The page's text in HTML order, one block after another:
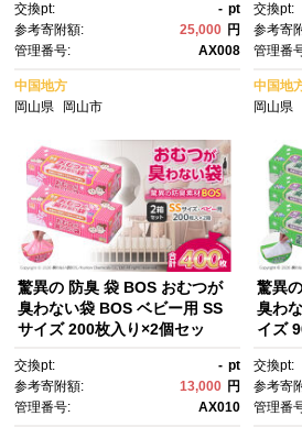
め買い ゴミ袋 大容量 日用消耗
品 防災用 非常用 防臭袋 介
護 赤ちゃん ペット おむつ BO
S セット ふるさと 岡山 送料無
料
交換pt: - pt
参考寄附額:
25,000 円
管理番号:
AX008
中国地方
岡山県
岡山市
とめ
耗品
護 赤
S セ
料
交換pt:
参考寄
管理番
中国地
岡山県
驚異の 防臭 袋 BOS おむつが
臭わない袋 BOS ベビー用 SS
サイズ 200枚入り×2個セッ
備品 生活用品 まとめ買い ゴミ
袋 大容量 日用消耗品 防災用 非
常用 防臭袋 介護 赤ちゃん ベビ
交換pt: - pt
参考寄附額:
13,000 円
管理番号:
AX010
驚異
臭わ
イズ
活用
量 日
臭袋
交換pt:
参考寄
管理番